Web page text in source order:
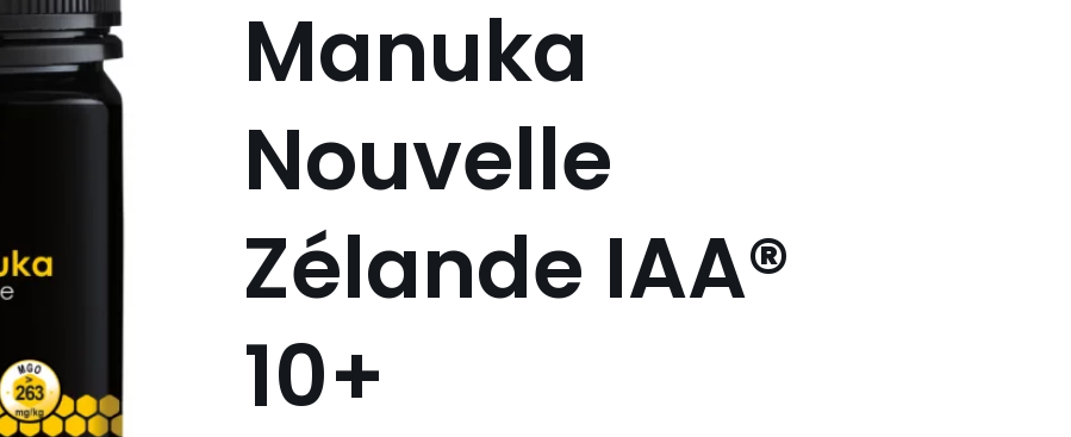
Manuka
Nouvelle
Zélande IAA®
10+